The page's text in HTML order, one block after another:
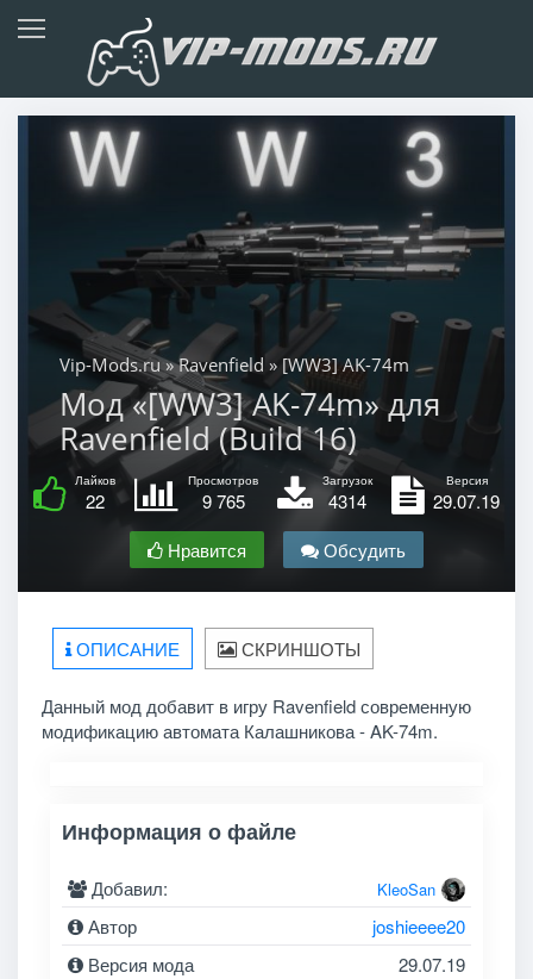
Vip-Mods.ru»Ravenfield » [WW3] AK-74m
Мод «[WW3] AK-74m» для
Ravenfield (Build 16)
Лайков
22
Просмотров
9 765
Загрузок
4314
Версия
29.07.19
Нравится
Обсудить
ОПИСАНИЕ СКРИНШОТЫ
Данный мод добавит в игру Ravenfield современную
модификацию автомата Калашникова - AK-74m.
Информация о файле
Добавил: KleoSan
Автор
joshieeee20
Версия мода
29.07.19